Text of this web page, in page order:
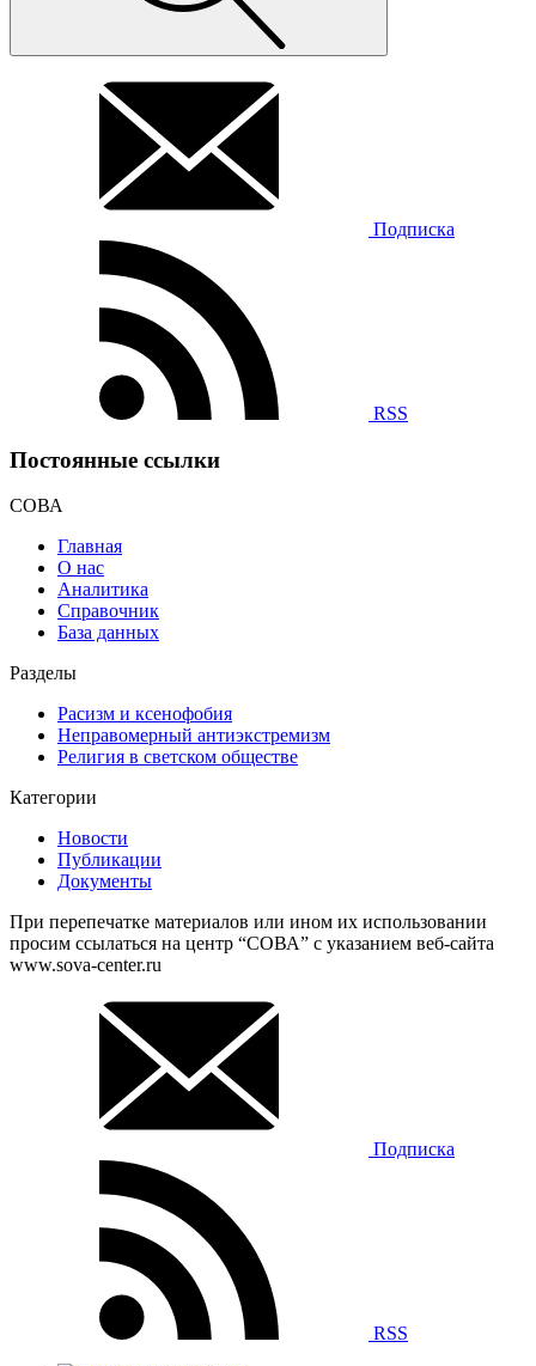
Подписка
RSS
Постоянные ссылки
СОВА
Главная
О нас
Аналитика
Справочник
База данных
Разделы
Расизм и ксенофобия
Неправомерный антиэкстремизм
Религия в светском обществе
Категории
Новости
Публикации
Документы
При перепечатке материалов или ином их использовании
просим ссылаться на центр “СОВА” с указанием веб-сайта
www.sova-center.ru
Подписка
RSS